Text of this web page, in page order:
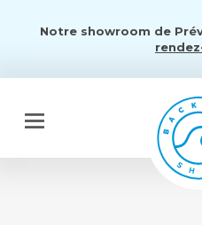
Notre showroom de